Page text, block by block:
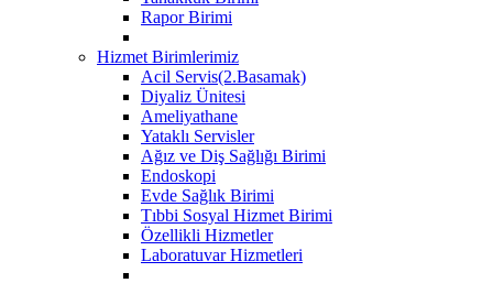
Rapor Birimi
Hizmet Birimlerimiz
Acil Servis(2.Basamak)
Diyaliz Ünitesi
Ameliyathane
Yataklı Servisler
Ağız ve Diş Sağlığı Birimi
Endoskopi
Evde Sağlık Birimi
Tıbbi Sosyal Hizmet Birimi
Özellikli Hizmetler
Laboratuvar Hizmetleri